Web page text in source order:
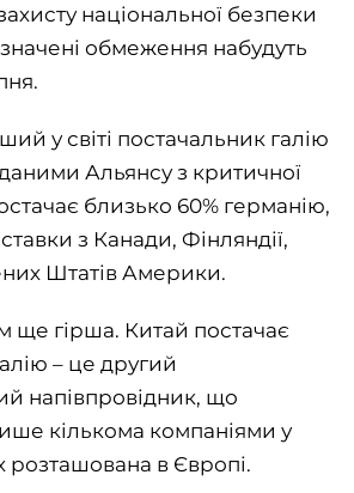
національної безпеки
обмеження набудуть
у світі постачальник галію
Альянсу з критичної
близько 60% германію,
з Канади, Фінляндії,
Штатів Америки.
ще гірша. Китай постачає
– це другий
напівпровідник, що
кількома компаніями у
розташована в Європі.